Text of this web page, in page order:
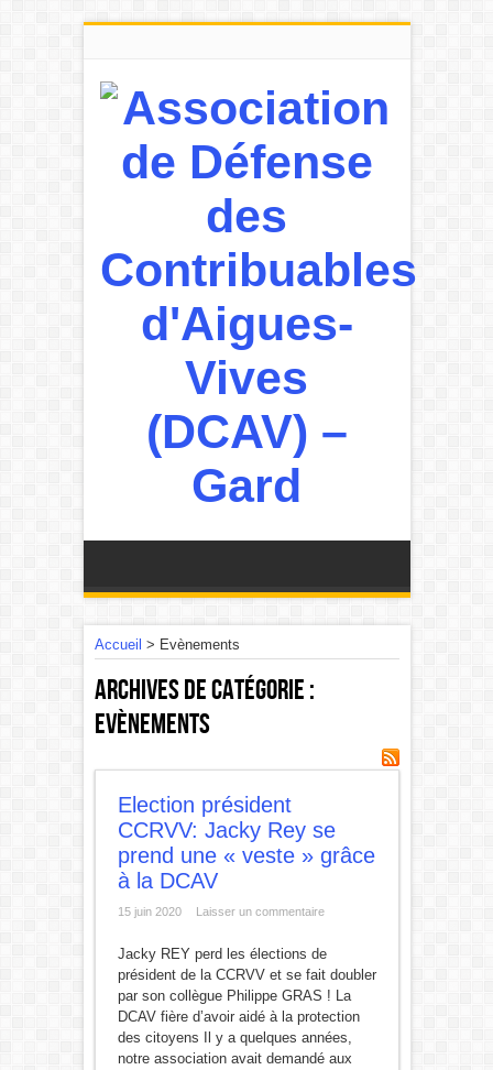
Accueil > Evènements
Archives de catégorie :
Evènements
Election président
CCRVV: Jacky Rey se
prend une « veste » grâce
à la DCAV
15 juin 2020 Laisser un commentaire
Jacky REY perd les élections de
président de la CCRVV et se fait doubler
par son collègue Philippe GRAS ! La
DCAV fière d’avoir aidé à la protection
des citoyens Il y a quelques années,
notre association avait demandé aux